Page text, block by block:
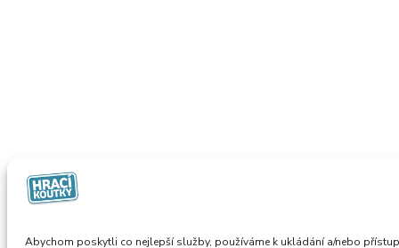
Abychom poskytli co nejlepší služby, používáme k ukládání a/nebo